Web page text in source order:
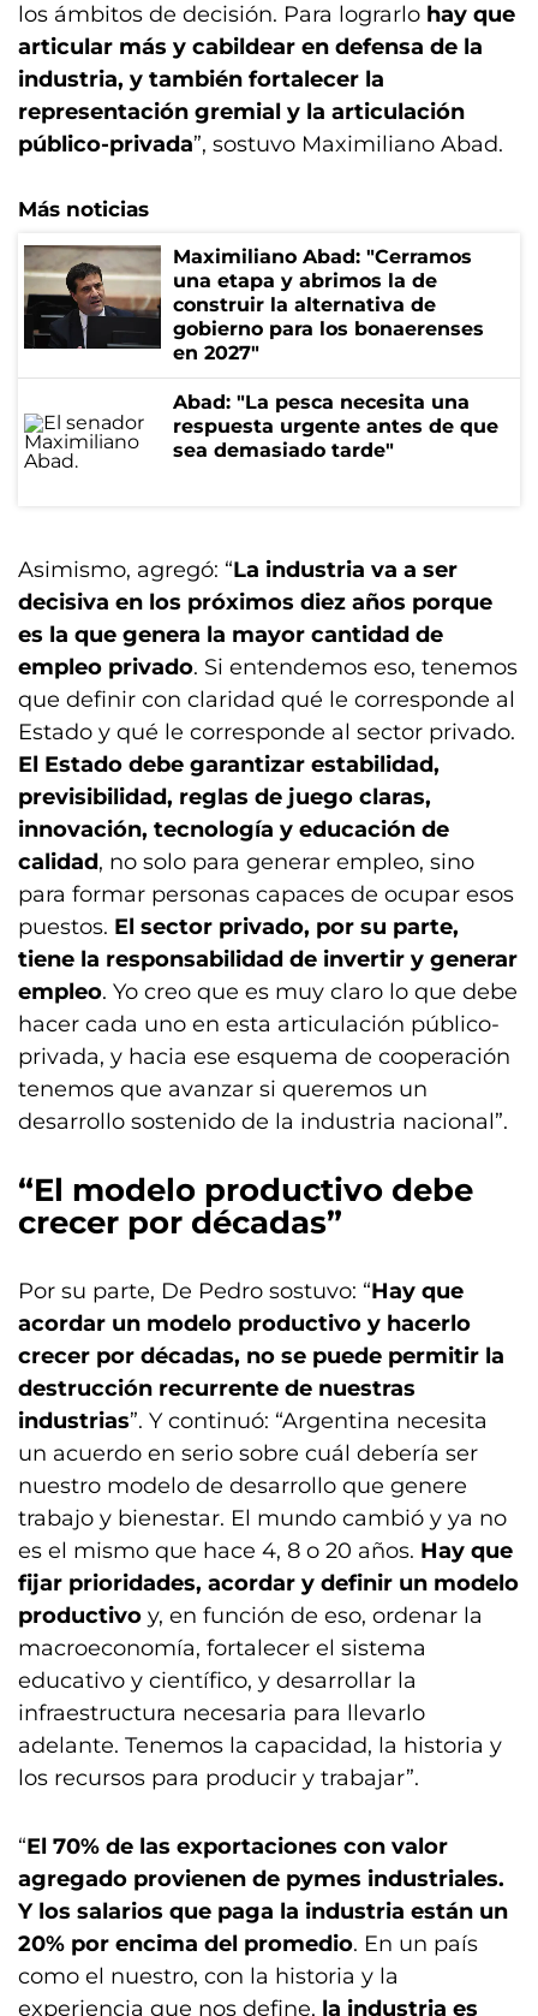
los ámbitos de decisión. Para lograrlo hay que
articular más y cabildear en defensa de la
industria, y también fortalecer la
representación gremial y la articulación
público-privada”, sostuvo Maximiliano Abad.
Más noticias
Maximiliano Abad: "Cerramos
una etapa y abrimos la de
construir la alternativa de
gobierno para los bonaerenses
en 2027"
Abad: "La pesca necesita una
respuesta urgente antes de que
sea demasiado tarde"
Asimismo, agregó: “La industria va a ser
decisiva en los próximos diez años porque
es la que genera la mayor cantidad de
empleo privado. Si entendemos eso, tenemos
que definir con claridad qué le corresponde al
Estado y qué le corresponde al sector privado.
El Estado debe garantizar estabilidad,
previsibilidad, reglas de juego claras,
innovación, tecnología y educación de
calidad, no solo para generar empleo, sino
para formar personas capaces de ocupar esos
puestos. El sector privado, por su parte,
tiene la responsabilidad de invertir y generar
empleo. Yo creo que es muy claro lo que debe
hacer cada uno en esta articulación público-
privada, y hacia ese esquema de cooperación
tenemos que avanzar si queremos un
desarrollo sostenido de la industria nacional”.
“El modelo productivo debe
crecer por décadas”
Por su parte, De Pedro sostuvo: “Hay que
acordar un modelo productivo y hacerlo
crecer por décadas, no se puede permitir la
destrucción recurrente de nuestras
industrias”. Y continuó: “Argentina necesita
un acuerdo en serio sobre cuál debería ser
nuestro modelo de desarrollo que genere
trabajo y bienestar. El mundo cambió y ya no
es el mismo que hace 4, 8 o 20 años. Hay que
fijar prioridades, acordar y definir un modelo
productivo y, en función de eso, ordenar la
macroeconomía, fortalecer el sistema
educativo y científico, y desarrollar la
infraestructura necesaria para llevarlo
adelante. Tenemos la capacidad, la historia y
los recursos para producir y trabajar”.
“El 70% de las exportaciones con valor
agregado provienen de pymes industriales.
Y los salarios que paga la industria están un
20% por encima del promedio. En un país
como el nuestro, con la historia y la
experiencia que nos define, la industria es